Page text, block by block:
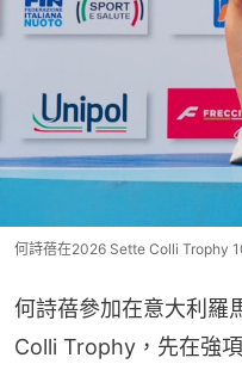
何詩蓓在2026 Sette Colli Trophy
何詩蓓參加在意大利羅
Colli Trophy，先在強